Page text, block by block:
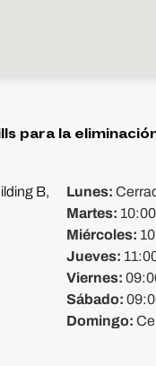
para la
B,
Lunes:
Martes:
Miércoles:
Jueves:
Viernes:
Sábado:
Domingo: